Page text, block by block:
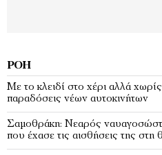
ΡΟΉ
Με το κλειδί στο χέρι αλλά
παραδόσεις νέων αυτοκινήτων
Σαμοθράκη: Νεαρός
που έχασε τις αισθήσεις της στη